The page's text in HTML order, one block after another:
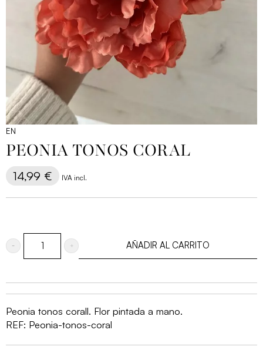
EN
PEONIA TONOS CORAL
14,99 € IVA incl.
Peonia
coral
AÑADIR AL CARRITO
Peonia tonos corall. Flor pintada a mano.
REF: Peonia-tonos-coral